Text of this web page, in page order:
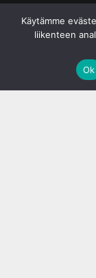
Käytämme
liikenteen
Ok